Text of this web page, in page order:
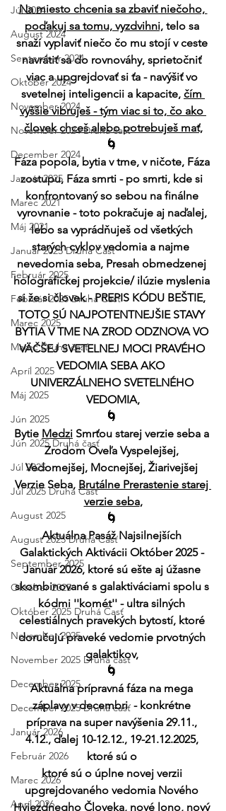
Júl 2024
August 2024
September 2024
Október 2024
November 2024
November 2024 Druhá časť
December 2024
Január 2025
Marec 2021
Máj 2021
Január 2025 Druhá Časť
Február 2025
Február 2025 Druhá Časť
Marec 2025
Marec Druhá časť
Apríl 2025
Máj 2025
Jún 2025
Jún 2025 Druhá časť
Júl 2025
Júl 2025 Druhá Časť
August 2025
August 2025 Druhá Časť
September 2025
Október 2025
Október 2025 Druhá Časť
November 2025
November 2025 Druhá časť
December 2025
December 2025 Druhá časť
Január 2026
Február 2026
Marec 2026
Apríl 2026
Na miesto chcenia sa zbaviť niečoho,
poďakuj sa tomu, vyzdvihni, telo sa
snaží vyplaviť niečo čo mu stojí v ceste
navrátiť sa do rovnováhy, sprietočniť
viac a upgrejdovať si ťa - navýšiť vo
svetelnej inteligencii a kapacite, čím
vyššie vibruješ - tým viac si to, čo ako
človek chceš alebo potrebuješ mať,
🌀
Fáza popola, bytia v tme, v ničote, Fáza
zostupu, Fáza smrti - po smrti, kde si
konfrontovaný so sebou na finálne
vyrovnanie - toto pokračuje aj naďalej,
lebo sa vyprádňuješ od všetkých
starých cyklov vedomia a najme
nevedomia seba, Presah obmedzenej
holografickej projekcie/ ilúzie myslenia
si že si človek - PREPIS KÓDU BEŠTIE,
TOTO SÚ NAJPOTENTNEJŠIE STAVY
BYTIA V TME NA ZROD ODZNOVA VO
VÄČŠEJ SVETELNEJ MOCI PRAVÉHO
VEDOMIA SEBA AKO
UNIVERZÁLNEHO SVETELNÉHO
VEDOMIA,
🌀
Bytie Medzi Smrťou starej verzie seba a
Zrodom Oveľa Vyspelejšej,
Vedomejšej, Mocnejšej, Žiarivejšej
Verzie Seba, Brutálne Prerastenie starej
verzie seba,
🌀
Aktuálna Pasáž Najsilnejších
Galaktických Aktivácii Október 2025 -
Január 2026, ktoré sú ešte aj úžasne
skombinované s galaktiváciami spolu s
kódmi ''komét'' - ultra silných
celestiálnych pravekých bytostí, ktoré
doručujú praveké vedomie prvotných
galaktikov,
🌀
Aktuálna prípravná fáza na mega
záplavy v decembri  - konkrétne
príprava na super navýšenia 29.11.,
4.12., ďalej 10-12.12., 19-21.12.2025,
ktoré sú o
ktoré sú o úplne novej verzii
upgrejdovaného vedomia Nového
Hviezdnegho Človeka, nové lono, nový